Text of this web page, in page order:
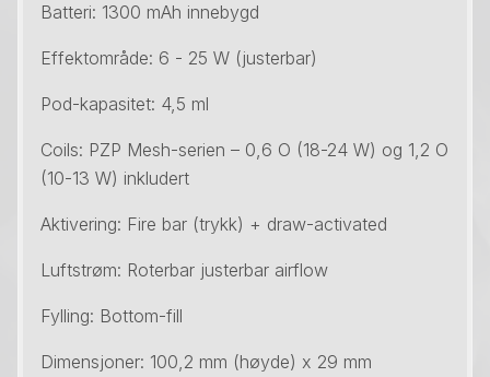
Batteri: 1300 mAh innebygd
Effektområde: 6 - 25 W (justerbar)
Pod-kapasitet: 4,5 ml
Coils: PZP Mesh-serien – 0,6 O (18-24 W) og 1,2 O
(10-13 W) inkludert
Aktivering: Fire bar (trykk) + draw-activated
Luftstrøm: Roterbar justerbar airflow
Fylling: Bottom-fill
Dimensjoner: 100,2 mm (høyde) x 29 mm